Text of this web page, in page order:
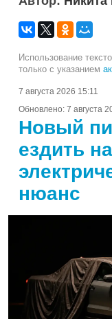
Использование
только с указанием
7 августа 2026 15:11
Обновлено: 7 августа
Новый
ездить
нюанс